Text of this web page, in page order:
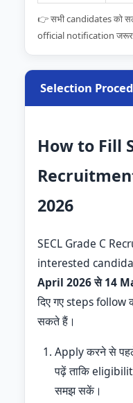
👉 सभी candidates को
official notification जरूर
Selection
How to Fill
2026
SECL Grade C
interested
April 2026 से 14
दिए गए steps
सकते हैं।
Apply करने से
पढ़ें ताकि
समझ सकें।